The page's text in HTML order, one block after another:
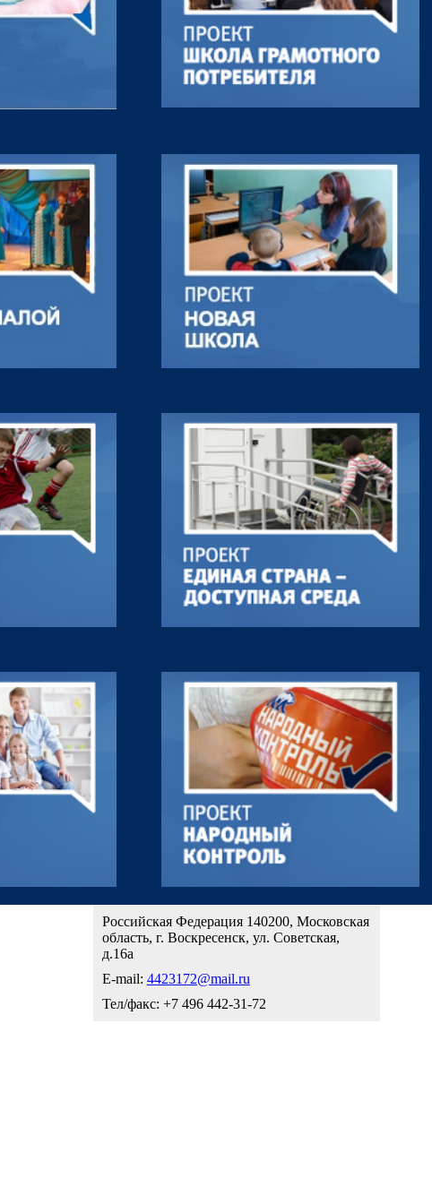
Российская Федерация 140200, Московская
область, г. Воскресенск, ул. Советская,
д.16а
E-mail: 4423172@mail.ru
Тел/факс: +7 496 442-31-72